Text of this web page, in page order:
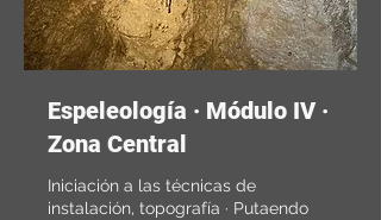
Espeleología · Módulo IV ·
Zona Central
Iniciación a las técnicas de
instalación, topografía · Putaendo